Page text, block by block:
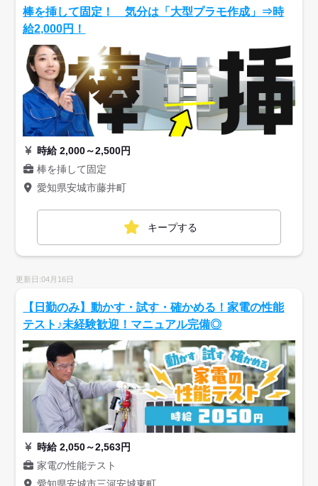
棒を挿して固定！ 気分は「大型プラモ作成」⇒時
給2,000円！
時給 2,000～2,500円
棒を挿して固定
愛知県安城市藤井町
キープする
更新日:04月16日
【日勤のみ】動かす・試す・確かめる！家電の性能
テスト♪未経験歓迎！マニュアル完備◎
時給 2,050～2,563円
家電の性能テスト